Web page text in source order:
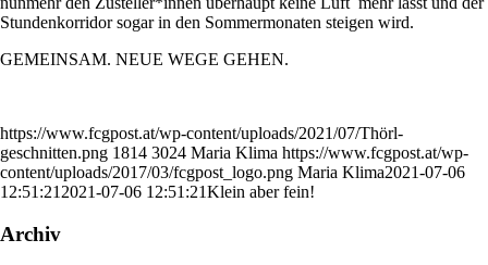
Stundenkorridor sogar in den Sommermonaten steigen wird.
GEMEINSAM. NEUE WEGE GEHEN.
https://www.fcgpost.at/wp-content/uploads/2021/07/Thörl-
geschnitten.png 1814 3024 Maria Klima https://www.fcgpost.at/wp-
content/uploads/2017/03/fcgpost_logo.png Maria Klima2021-07-06
12:51:21 2021-07-06 12:51:21Klein aber fein!
Archiv